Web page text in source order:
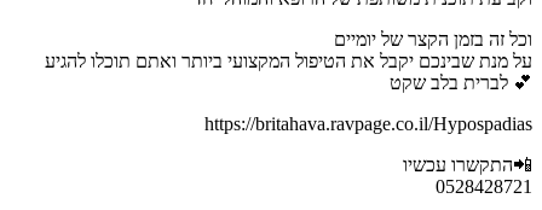
וכל זה בזמן הקצר של יומיים
על מנת שבינכם יקבל את הטיפול המקצועי ביותר ואתם תוכלו להגיע
לברית בלב שקט 💕
https://britahava.ravpage.co.il/Hypospadias
התקשרו עכשיו📲
0528428721